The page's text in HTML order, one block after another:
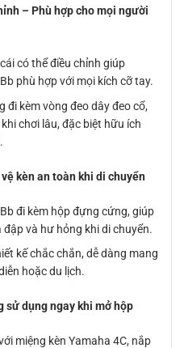
– Phù hợp cho mọi người
có thể điều chỉnh giúp
phù hợp với mọi kích cỡ tay.
đi kèm vòng đeo dây đeo cổ,
chơi lâu, đặc biệt hữu ích
kèn an toàn khi di chuyển
đi kèm hộp đựng cứng, giúp
đập và hư hỏng khi di chuyển.
kế chắc chắn, dễ dàng mang
hoặc du lịch.
sử dụng ngay khi mở hộp
miệng kèn Yamaha 4C, nắp